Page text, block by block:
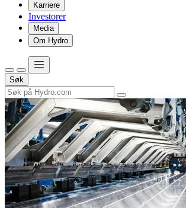
Karriere
Investorer
Media
Om Hydro
Søk